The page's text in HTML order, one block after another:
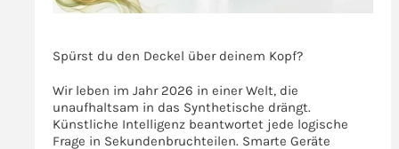
Spürst du den Deckel über deinem Kopf?
Wir leben im Jahr 2026 in einer Welt, die
unaufhaltsam in das Synthetische drängt.
Künstliche Intelligenz beantwortet jede logische
Frage in Sekundenbruchteilen. Smarte Geräte